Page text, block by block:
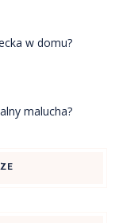
w domu?
malucha?